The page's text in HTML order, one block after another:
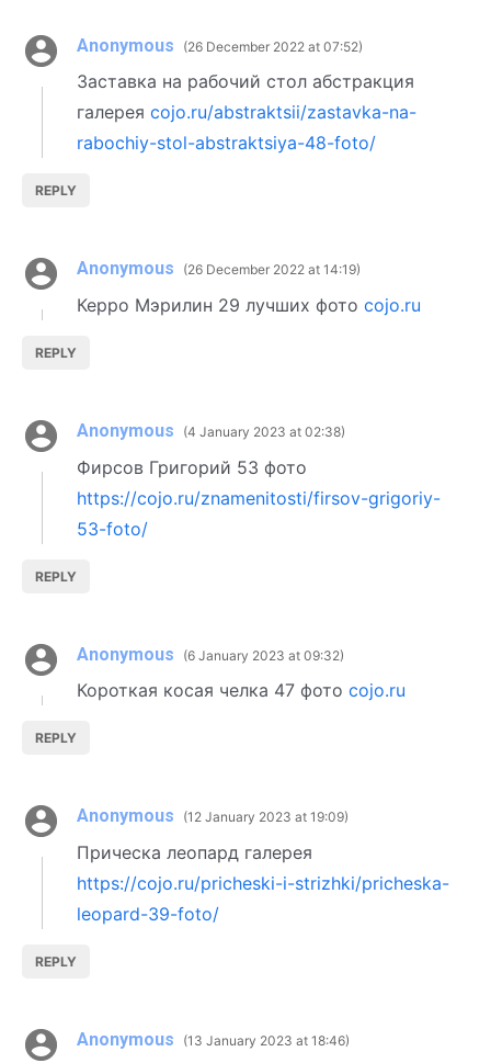
Anonymous 26 December 2022 at 07:52
Заставка на рабочий стол абстракция
галерея cojo.ru/abstraktsii/zastavka-na-
rabochiy-stol-abstraktsiya-48-foto/
REPLY
Anonymous 26 December 2022 at 14:19
Керро Мэрилин 29 лучших фото cojo.ru
REPLY
Anonymous 4 January 2023 at 02:38
Фирсов Григорий 53 фото
https://cojo.ru/znamenitosti/firsov-grigoriy-
53-foto/
REPLY
Anonymous 6 January 2023 at 09:32
Короткая косая челка 47 фото cojo.ru
REPLY
Anonymous 12 January 2023 at 19:09
Прическа леопард галерея
https://cojo.ru/pricheski-i-strizhki/pricheska-
leopard-39-foto/
REPLY
Anonymous 13 January 2023 at 18:46